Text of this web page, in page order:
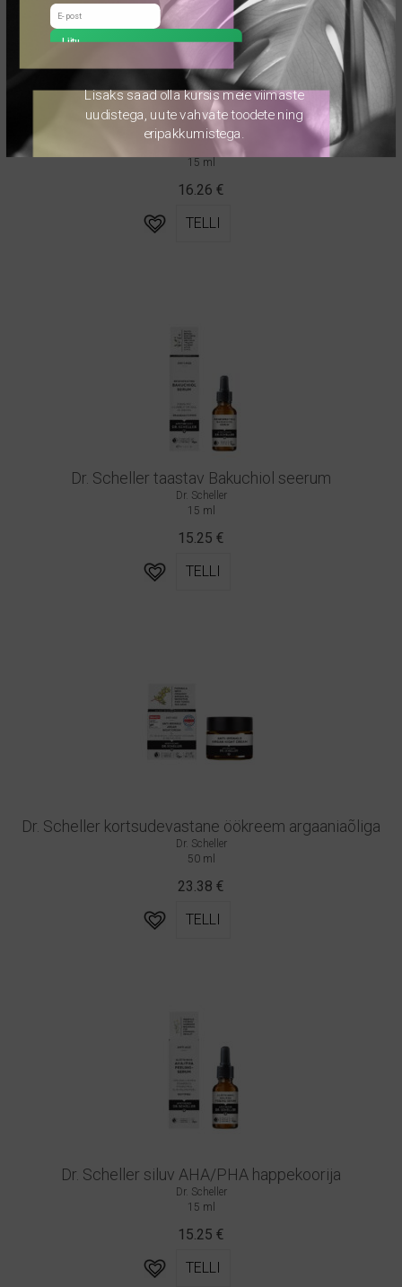
Dr. Scheller pinguldav silmakreem kofeiiniga
15 ml
16.26 €
TELLI
Dr. Scheller taastav Bakuchiol seerum
Dr. Scheller
15 ml
15.25 €
TELLI
Dr. Scheller kortsudevastane öökreem argaaniaõliga
Dr. Scheller
50 ml
23.38 €
TELLI
Dr. Scheller siluv AHA/PHA happekoorija
Dr. Scheller
15 ml
15.25 €
TELLI
Lisaks saad olla kursis meie viimaste
uudistega, uute vahvate toodete ning
eripakkumistega.
Liitu